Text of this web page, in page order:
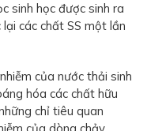
sinh học được sinh ra
các chất SS một lần
của nước thải sinh
hóa các chất hữu
chỉ tiêu quan